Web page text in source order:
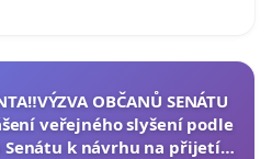
OBČANŮ SENÁTU
veřejného slyšení podle
Senátu k návrhu na přijetí